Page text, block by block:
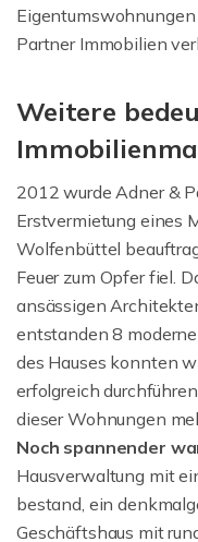
Partner Immobilien
Weitere
2012 wurde Adner &
Erstvermietung eines
Wolfenbüttel
Feuer zum Opfer fiel.
ansässigen
entstanden 8
des Hauses konnten
erfolgreich
dieser Wohnungen
Noch spannender
Hausverwaltung mit
bestand, ein
Geschäftshaus mit